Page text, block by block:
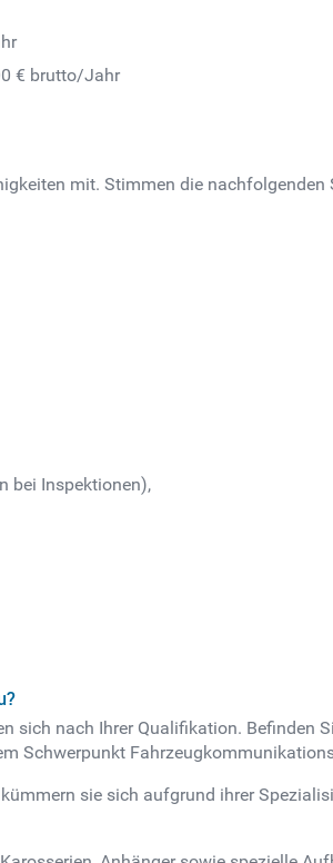
€ brutto/Jahr
mit. Stimmen die nachfolgenden
bei Inspektionen),
sich nach Ihrer Qualifikation. Befinden
Schwerpunkt
sie sich aufgrund ihrer